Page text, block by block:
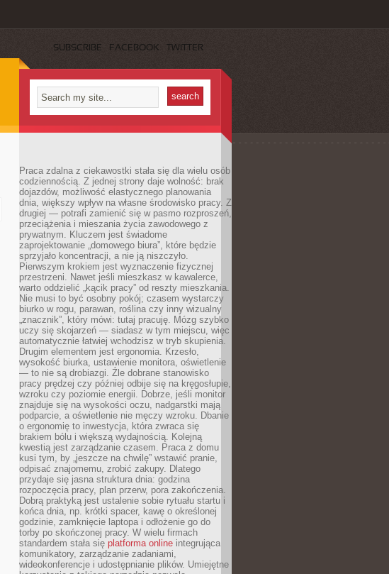
SUBSCRIBE FACEBOOK TWITTER
Praca zdalna z ciekawostki stała się dla wielu osób
codziennością. Z jednej strony daje wolność: brak
dojazdów, możliwość elastycznego planowania
dnia, większy wpływ na własne środowisko pracy. Z
drugiej — potrafi zamienić się w pasmo rozproszeń,
przeciążenia i mieszania życia zawodowego z
prywatnym. Kluczem jest świadome
zaprojektowanie „domowego biura”, które będzie
sprzyjało koncentracji, a nie ją niszczyło.
Pierwszym krokiem jest wyznaczenie fizycznej
przestrzeni. Nawet jeśli mieszkasz w kawalerce,
warto oddzielić „kącik pracy” od reszty mieszkania.
Nie musi to być osobny pokój; czasem wystarczy
biurko w rogu, parawan, roślina czy inny wizualny
„znacznik”, który mówi: tutaj pracuję. Mózg szybko
uczy się skojarzeń — siadasz w tym miejscu, więc
automatycznie łatwiej wchodzisz w tryb skupienia.
Drugim elementem jest ergonomia. Krzesło,
wysokość biurka, ustawienie monitora, oświetlenie
— to nie są drobiazgi. Źle dobrane stanowisko
pracy prędzej czy później odbije się na kręgosłupie,
wzroku czy poziomie energii. Dobrze, jeśli monitor
znajduje się na wysokości oczu, nadgarstki mają
podparcie, a oświetlenie nie męczy wzroku. Dbanie
o ergonomię to inwestycja, która zwraca się
brakiem bólu i większą wydajnością. Kolejną
kwestią jest zarządzanie czasem. Praca z domu
kusi tym, by „jeszcze na chwilę” wstawić pranie,
odpisać znajomemu, zrobić zakupy. Dlatego
przydaje się jasna struktura dnia: godzina
rozpoczęcia pracy, plan przerw, pora zakończenia.
Dobrą praktyką jest ustalenie sobie rytuału startu i
końca dnia, np. krótki spacer, kawę o określonej
godzinie, zamknięcie laptopa i odłożenie go do
torby po skończonej pracy. W wielu firmach
standardem stała się platforma online integrująca
komunikatory, zarządzanie zadaniami,
wideokonferencje i udostępnianie plików. Umiejętne